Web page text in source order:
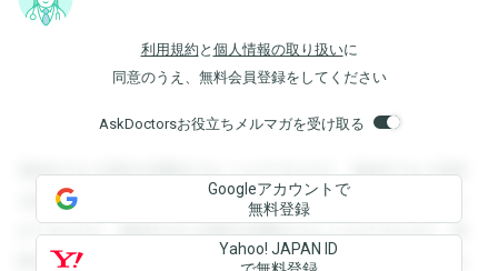
利用規約 と 個人情報の取り扱いに
同意のうえ、無料会員登録をしてください
AskDoctorsお役立ちメルマガを受け取る
登録すると回答を閲覧することができます。登録すると回答
を閲覧することができます。登録すると回答を閲覧すること
ができます。登録すると回答を閲覧することができます。登
録すると回答を閲覧することができます。登録すると回答を
Googleアカウントで
無料登録
Yahoo! JAPAN ID